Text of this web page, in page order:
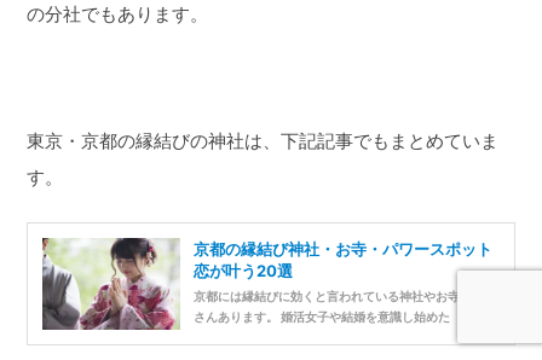
の分社でもあります。
東京・京都の縁結びの神社は、下記記事でもまとめていま
す。
京都の縁結び神社・お寺・パワースポット
恋が叶う20選
京都には縁結びに効くと言われている神社やお寺がたく
さんあります。 婚活女子や結婚を意識し始めた